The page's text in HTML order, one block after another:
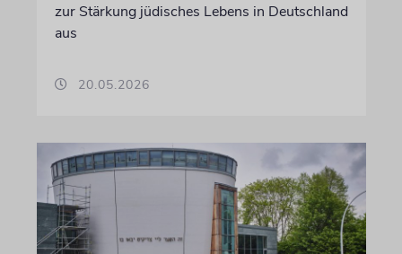
zur Stärkung jüdisches Lebens in Deutschland
aus
20.05.2026